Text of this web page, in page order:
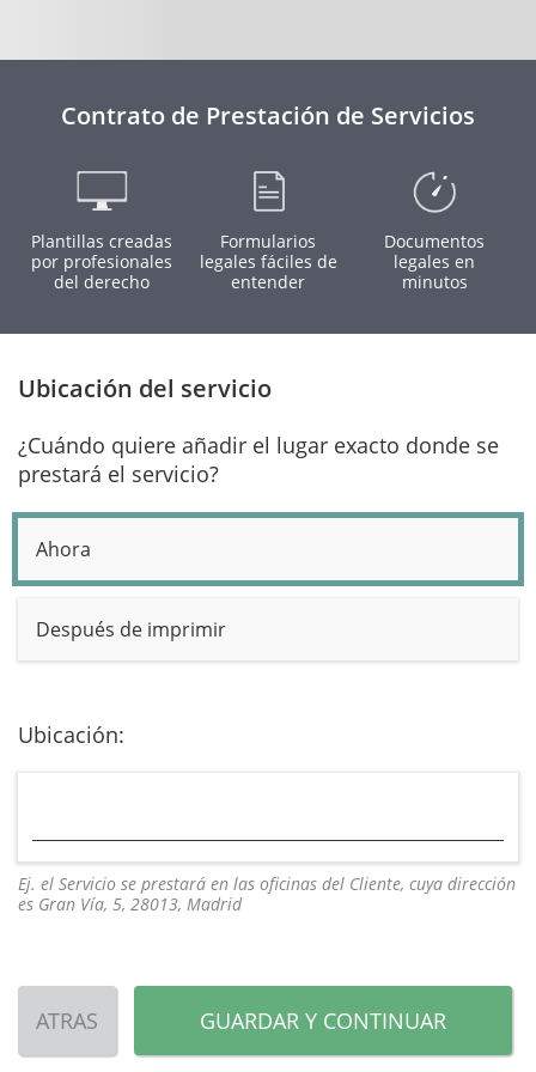
Contrato de Prestación de Servicios
Plantillas creadas
por profesionales
del derecho
Formularios
legales fáciles de
entender
Documentos
legales en
minutos
Ubicación del servicio
¿Cuándo quiere añadir el lugar exacto donde se
prestará el servicio?
Ahora
Después de imprimir
Ubicación:
Ej. el Servicio se prestará en las oficinas del Cliente, cuya dirección
es Gran Vía, 5, 28013, Madrid
ATRAS GUARDAR Y CONTINUAR